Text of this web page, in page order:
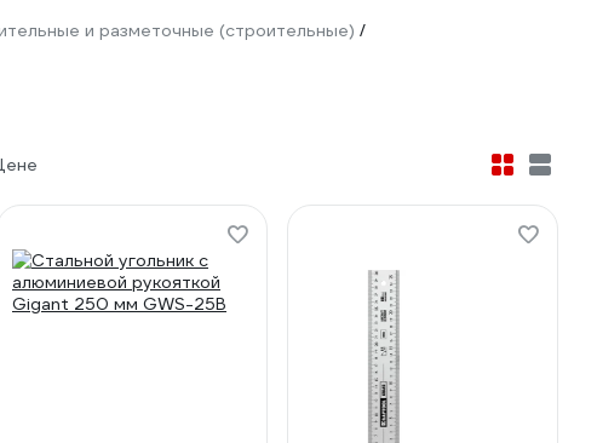
и разметочные (строительные) /